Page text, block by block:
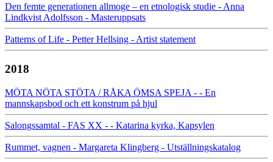
Den femte generationen allmoge – en etnologisk studie - Anna
Lindkvist Adolfsson - Masteruppsats
Patterns of Life - Petter Hellsing - Artist statement
2018
MÖTA NÖTA STÖTA / RÅKA ÖMSA SPEJA - - En
mannskapsbod och ett konstrum på hjul
Salongssamtal - FAS XX - - Katarina kyrka, Kapsylen
Rummet, vagnen - Margareta Klingberg - Utställningskatalog